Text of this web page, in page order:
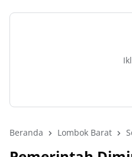
Beranda Lombok Barat